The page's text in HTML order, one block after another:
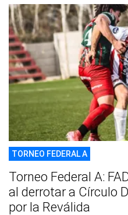
TORNEO FEDERAL A
Torneo Federal A:
al derrotar a Círculo
por la Reválida